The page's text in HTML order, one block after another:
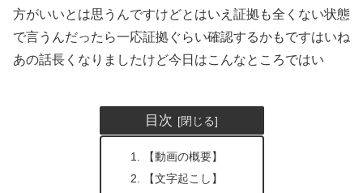
方がいいとは思うんですけどとはいえ証拠も全くない状態
で言うんだったら一応証拠ぐらい確認するかもですはいね
あの話長くなりましたけど今日はこんなところではい
目次
【動画の概要】
【文字起こし】